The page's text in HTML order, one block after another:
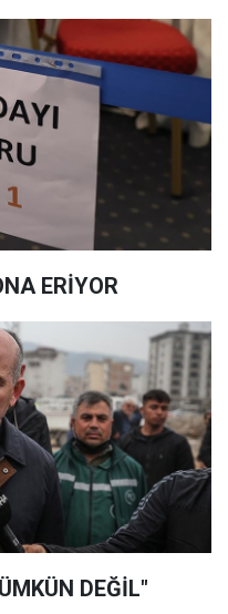
ERİYOR
DEĞİL"